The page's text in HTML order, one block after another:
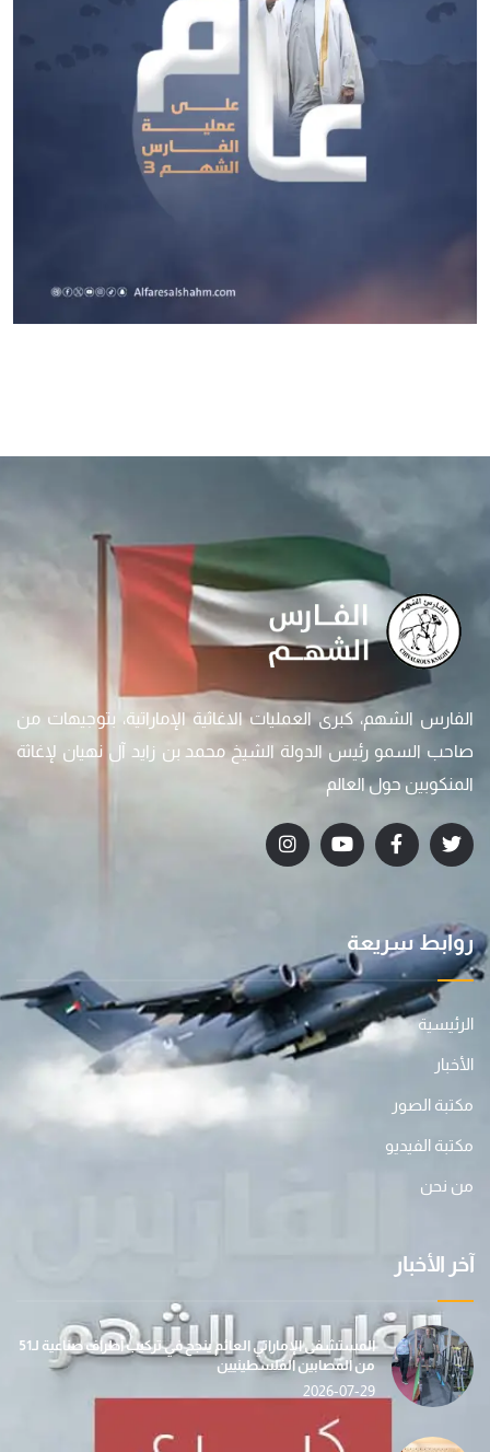
الفارس الشهم، كبرى العمليات الاغاثية الإماراتية، بتوجيهات من
صاحب السمو رئيس الدولة الشيخ محمد بن زايد آل نهيان لإغاثة
المنكوبين حول العالم
روابط سريعة
الرئيسية
الأخبار
مكتبة الصور
مكتبة الفيديو
من نحن
آخر الأخبار
المستشفى الإماراتي العائم ينجح في تركيب أطراف صناعية لـ51
من المصابين الفلسطينيين
2026-07-29